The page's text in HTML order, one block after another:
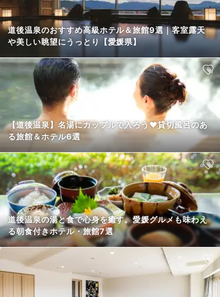
道後温泉のおすすめ高級ホテル＆旅館9選｜客室露天
や美しい眺望にうっとり【愛媛県】
【道後温泉】名湯にカップルで入ろう❤貸切風呂のあ
る旅館＆ホテル6選
道後温泉の湯と食で心身を癒す。愛媛グルメも味わえ
る朝食付きホテル・旅館7選